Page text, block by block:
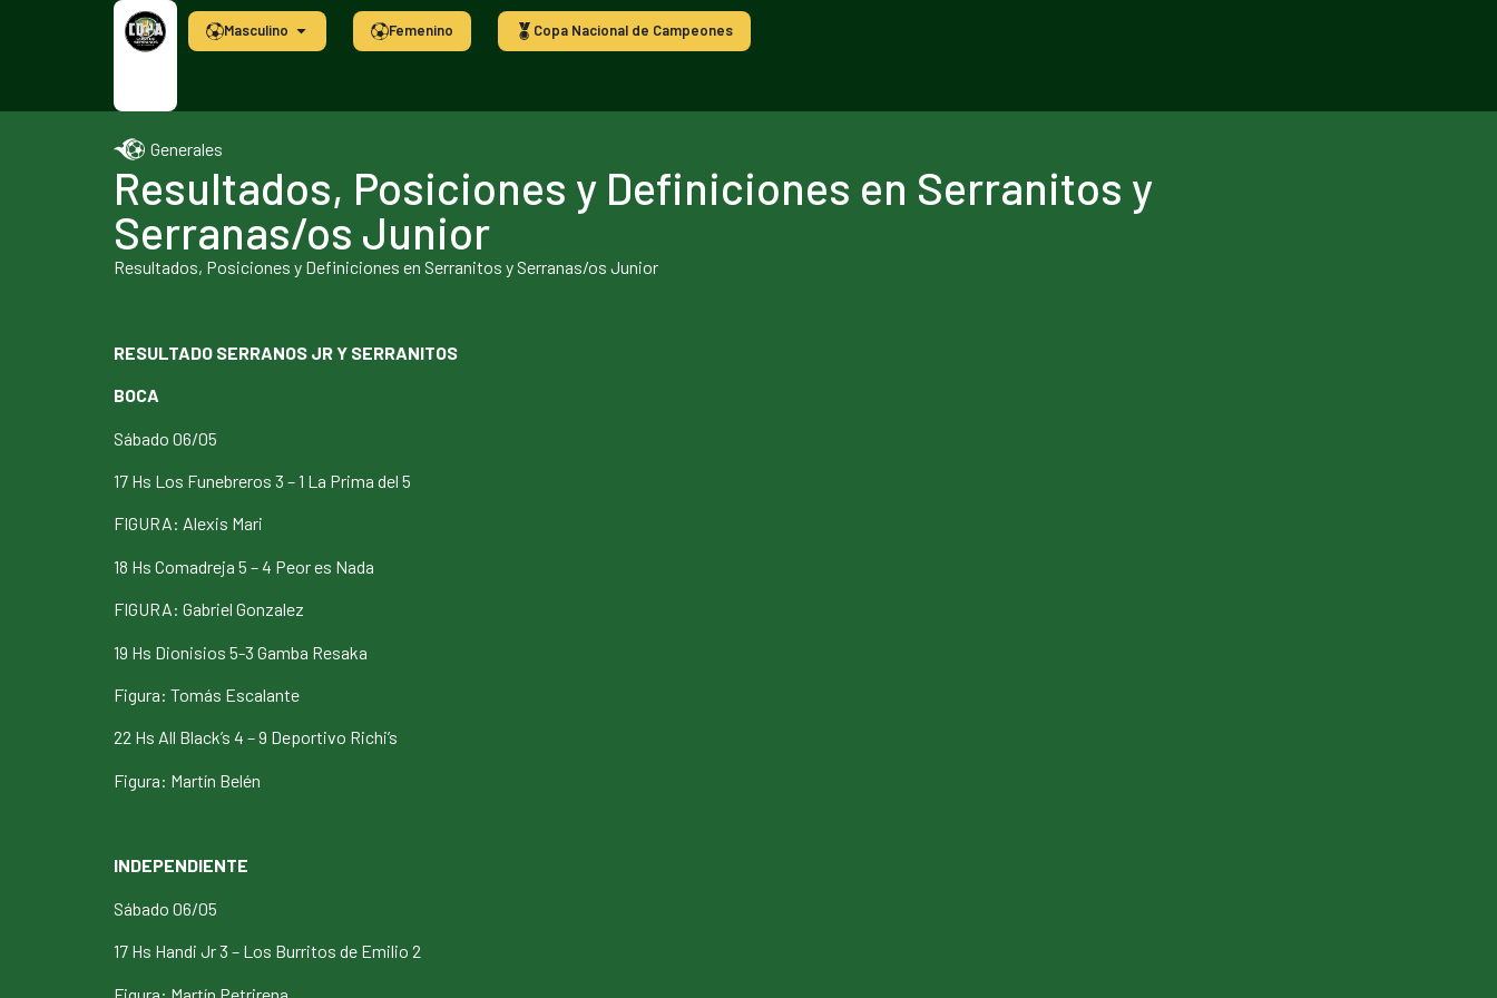
Masculino Femenino Copa Nacional de Campeones
Generales
Resultados, Posiciones y Definiciones en Serranitos y
Serranas/os Junior
Resultados, Posiciones y Definiciones en Serranitos y Serranas/os Junior
RESULTADO SERRANOS JR Y SERRANITOS
BOCA
Sábado 06/05
17 Hs Los Funebreros 3 – 1 La Prima del 5
FIGURA: Alexis Mari
18 Hs Comadreja 5 – 4 Peor es Nada
FIGURA: Gabriel Gonzalez
19 Hs Dionisios 5-3 Gamba Resaka
Figura: Tomás Escalante
22 Hs All Black’s 4 – 9 Deportivo Richi’s
Figura: Martín Belén
INDEPENDIENTE
Sábado 06/05
17 Hs Handi Jr 3 – Los Burritos de Emilio 2
Figura: Martín Petrirena